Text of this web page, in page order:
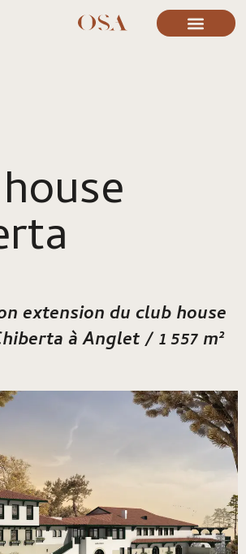
extension du club house
à Anglet /1 557 m²